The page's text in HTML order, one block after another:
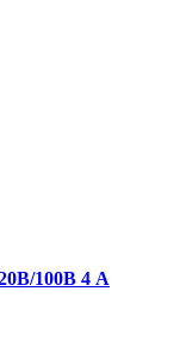
100В 4 А